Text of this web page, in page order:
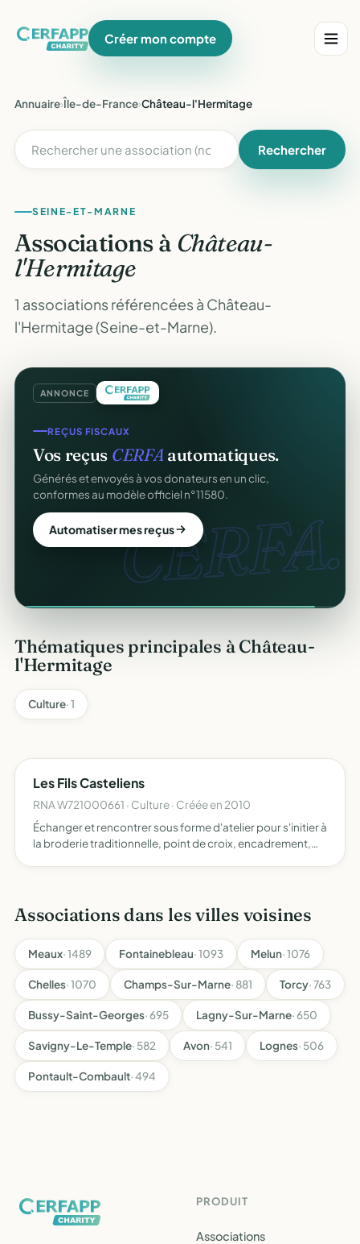
Créer mon compte
Annuaire›Île-de-France›Château-l'Hermitage
Rechercher
SEINE-ET-MARNE
Associations à Château-
l'Hermitage
1 associations référencées à Château-
l'Hermitage (Seine-et-Marne).
ANNONCE
CERFA.
REÇUS FISCAUX
Vos reçus CERFAautomatiques.
Générés et envoyés à vos donateurs en un clic,
conformes au modèle officiel n°11580.
Automatiser mes reçus
Thématiques principales à Château-
l'Hermitage
Culture· 1
Les Fils Casteliens
RNA W721000661 · Culture · Créée en 2010
Échanger et rencontrer sous forme d'atelier pour s'initier à
la broderie traditionnelle, point de croix, encadrement,
Associations dans les villes voisines
Meaux· 1489 Fontainebleau· 1093 Melun· 1076
Chelles· 1070 Champs-Sur-Marne· 881 Torcy· 763
Bussy-Saint-Georges· 695 Lagny-Sur-Marne· 650
Savigny-Le-Temple· 582 Avon· 541 Lognes· 506
Pontault-Combault· 494
PRODUIT
Associations